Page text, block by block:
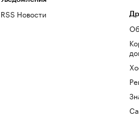
RSS Новости